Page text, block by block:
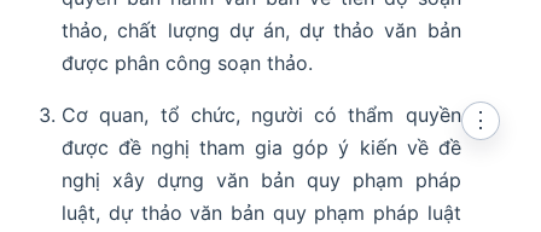
thảo, chất lượng dự án, dự thảo văn bản
được phân công soạn thảo.
Cơ quan, tổ chức, người có thẩm quyền
được đề nghị tham gia góp ý kiến về đề
nghị xây dựng văn bản quy phạm pháp
luật, dự thảo văn bản quy phạm pháp luật
⋮